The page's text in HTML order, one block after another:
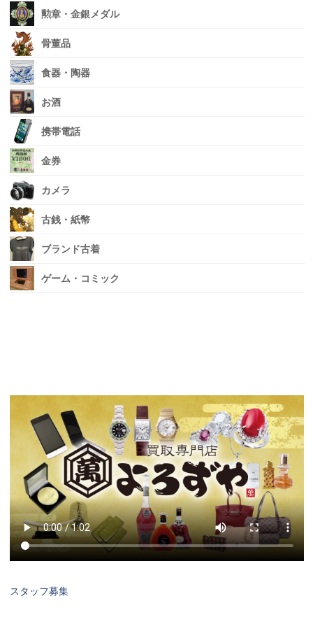
勲章・金銀メダル
骨董品
食器・陶器
お酒
携帯電話
金券
カメラ
古銭・紙幣
ブランド古着
ゲーム・コミック
スタッフ募集